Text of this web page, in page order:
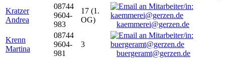
Kratzer
Andrea
08744
9604-
983
17 (1.
OG)
kaemmerei@gerzen.de
Krenn
Martina
08744
9604-
981
3
buergeramt@gerzen.de